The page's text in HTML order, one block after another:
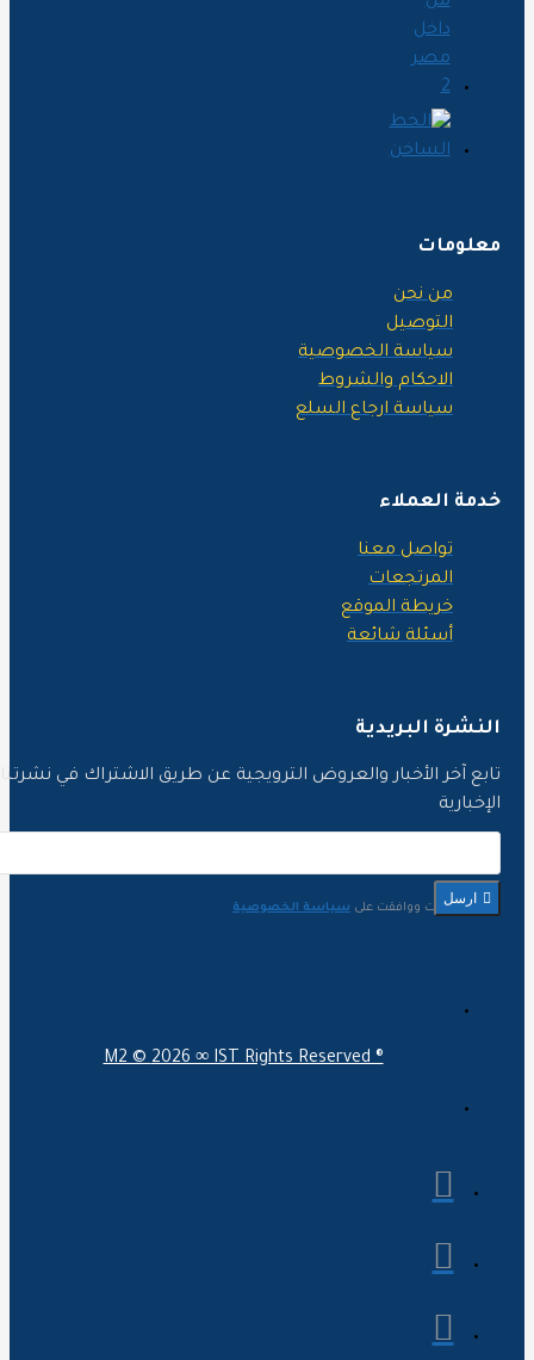
من نحن
التوصيل
سياسة الخصوصية
الاحكام والشروط
سياسة ارجاع السلع
العملاء
تواصل معنا
المرتجعات
خريطة الموقع
أسئلة شائعة
البريدية
آخر الأخبار والعروض الترويجية عن طريق الاشتراك في نشرتنا
ارسل
لقد قرأت ووافقت علىسياسة الخصوصية
M2 ©2026 ∞ IST Rights Reserved ®